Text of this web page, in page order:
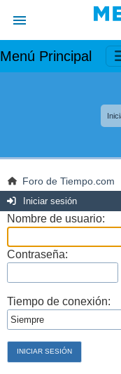
Menú Principal
Foro de Tiempo.com
Iniciar sesión
Nombre de usuario:
Contraseña:
Tiempo de conexión: